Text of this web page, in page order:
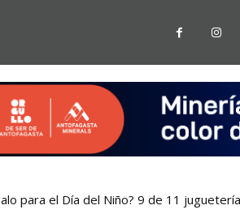
para el Día del Niño? 9 de 11